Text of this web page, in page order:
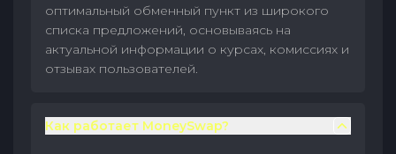
оптимальный обменный пункт из широкого
списка предложений, основываясь на
актуальной информации о курсах, комиссиях и
отзывах пользователей.
Как работает MoneySwap?